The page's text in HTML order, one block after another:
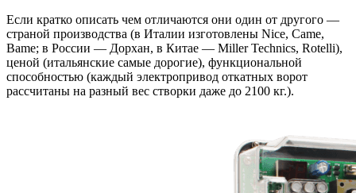
Если кратко описать чем отличаются они один от другого —
страной производства (в Италии изготовлены Nice, Came,
Bame; в России — Дорхан, в Китае — Miller Technics, Rotelli),
ценой (итальянские самые дорогие), функциональной
способностью (каждый электропривод откатных ворот
рассчитаны на разный вес створки даже до 2100 кг.).